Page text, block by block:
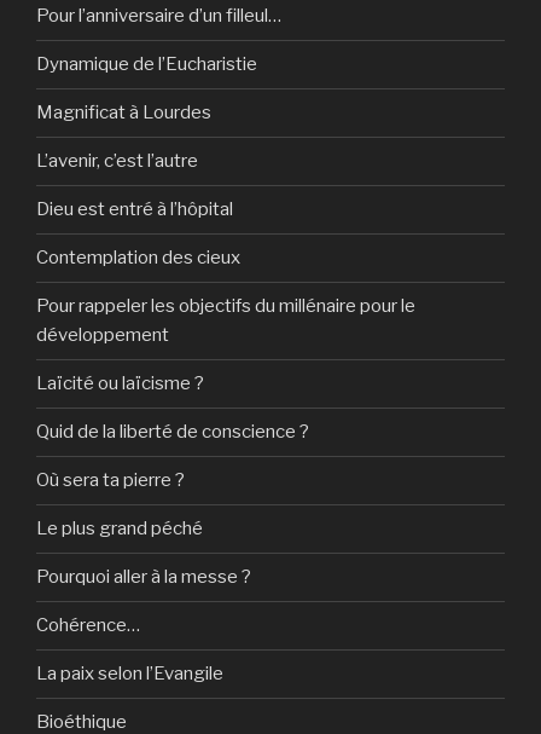
Pour l’anniversaire d’un filleul…
Dynamique de l’Eucharistie
Magnificat à Lourdes
L’avenir, c’est l’autre
Dieu est entré à l’hôpital
Contemplation des cieux
Pour rappeler les objectifs du millénaire pour le
développement
Laïcité ou laïcisme ?
Quid de la liberté de conscience ?
Où sera ta pierre ?
Le plus grand péché
Pourquoi aller à la messe ?
Cohérence…
La paix selon l’Evangile
Bioéthique